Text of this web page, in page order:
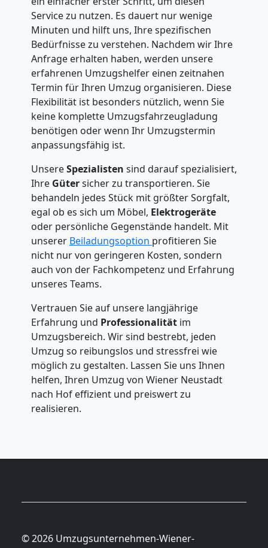
Service zu nutzen. Es dauert nur wenige
Minuten und hilft uns, Ihre spezifischen
Bedürfnisse zu verstehen. Nachdem wir Ihre
Anfrage erhalten haben, werden unsere
erfahrenen Umzugshelfer einen zeitnahen
Termin für Ihren Umzug organisieren. Diese
Flexibilität ist besonders nützlich, wenn Sie
keine komplette Umzugsfahrzeugladung
benötigen oder wenn Ihr Umzugstermin
anpassungsfähig ist.
UnsereSpezialisten sind darauf spezialisiert,
Ihre Gütersicher zu transportieren. Sie
behandeln jedes Stück mit größter Sorgfalt,
egal ob es sich um Möbel, Elektrogeräte
oder persönliche Gegenstände handelt. Mit
unserer Beiladungsoption profitieren Sie
nicht nur von geringeren Kosten, sondern
auch von der Fachkompetenz und Erfahrung
unseres Teams.
Vertrauen Sie auf unsere langjährige
Erfahrung und Professionalität im
Umzugsbereich. Wir sind bestrebt, jeden
Umzug so reibungslos und stressfrei wie
möglich zu gestalten. Lassen Sie uns Ihnen
helfen, Ihren Umzug von Wiener Neustadt
nach Hof effizient und preiswert zu
realisieren.
© 2026 Umzugsunternehmen-Wiener-